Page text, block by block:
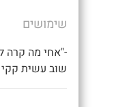
שימושים
-"אחי מה קרה
שוב עשית